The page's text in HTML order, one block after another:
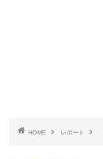
HOME レポート